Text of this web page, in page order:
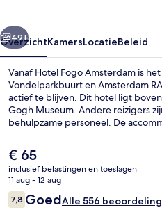
Volgende
49+
OverzichtKamersLocatieBeleid
Vanaf Hotel Fogo Amsterdam is
Vondelparkbuurt en Amsterdam
actief te blijven. Dit hotel ligt
Gogh Museum. Andere reizigers
behulpzame personeel. De
Matterhorn en 10 minuten naar
De
huidige
prijs
is
€ 65
€ 65
inclusief belastingen en toeslagen
11 aug - 12 aug
Beoordelingen
7,87,8 op 10 –
GoedAlle 556